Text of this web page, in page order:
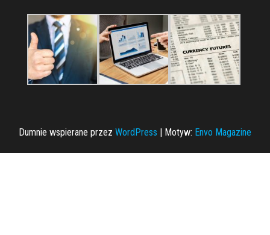
Dumnie wspierane przez WordPress | Motyw: Envo Magazine